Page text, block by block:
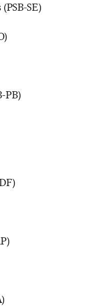
SE)
PB)